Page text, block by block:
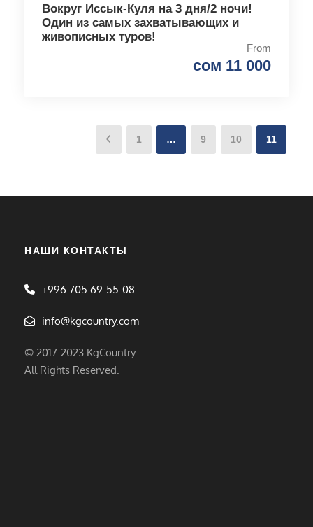
Вокруг Иссык-Куля на 3 дня/2 ночи!
Один из самых захватывающих и
живописных туров!
From
сом 11 000
1 … 9 10 11
НАШИ КОНТАКТЫ
+996 705 69-55-08
info@kgcountry.com
© 2017-2023 KgCountry
All Rights Reserved.